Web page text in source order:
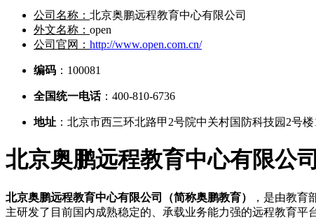
公司名称： 北京奥鹏远程教育中心有限公司
外文名称： open
公司官网： http://www.open.com.cn/
编码 ：100081
全国统一电话：400-810-6736
地址 ：北京市西三环北路甲2号院中关村国防科技园2号楼
北京奥鹏远程教育中心有限公
北京奥鹏远程教育中心有限公司（简称奥鹏教育）
，是由教育
主研发了目前国内成熟稳定的、承载业务能力强的远程教育